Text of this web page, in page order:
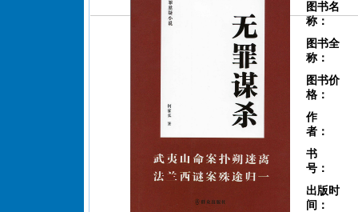
图书名
称：
图书全
称：
图书价
格：
作
者：
书
号：
出版时
间：